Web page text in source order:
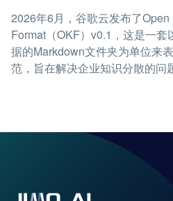
2026年6月，谷歌云发布了
Format（OKF）v0.1，这是一套
据的Markdown文件夹为单位来
范，旨在解决企业知识分散的问